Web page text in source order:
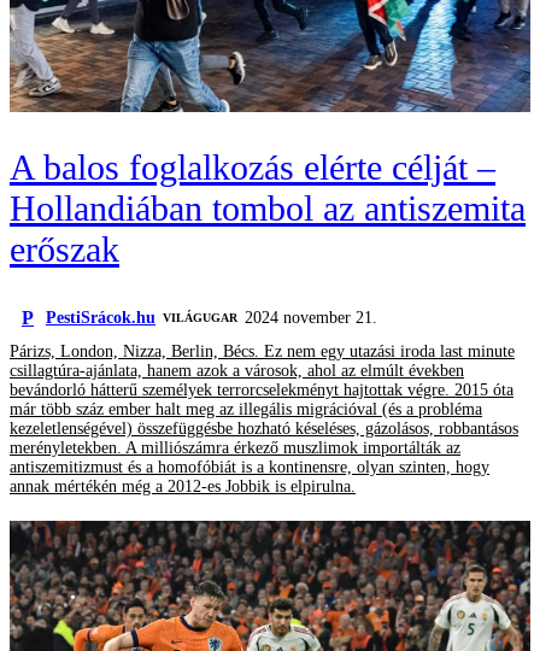
A balos foglalkozás elérte célját –
Hollandiában tombol az antiszemita
erőszak
P PestiSrácok.hu VILÁGUGAR 2024 november 21.
Párizs, London, Nizza, Berlin, Bécs. Ez nem egy utazási iroda last minute
csillagtúra-ajánlata, hanem azok a városok, ahol az elmúlt években
bevándorló hátterű személyek terrorcselekményt hajtottak végre. 2015 óta
már több száz ember halt meg az illegális migrációval (és a probléma
kezeletlenségével) összefüggésbe hozható késeléses, gázolásos, robbantásos
merényletekben. A milliószámra érkező muszlimok importálták az
antiszemitizmust és a homofóbiát is a kontinensre, olyan szinten, hogy
annak mértékén még a 2012-es Jobbik is elpirulna.